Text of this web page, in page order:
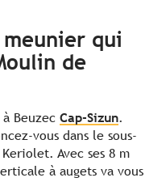
qui
de
Beuzec Cap-Sizun.
vous dans le sous-
Avec ses 8 m
à augets va vous